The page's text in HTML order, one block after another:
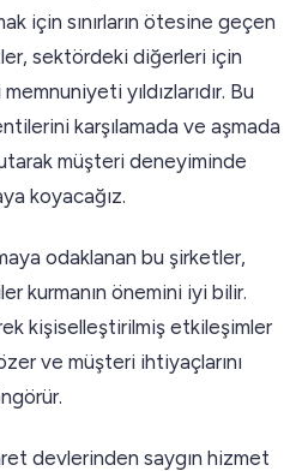
için sınırların ötesine geçen
sektördeki diğerleri için
yıldızlarıdır. Bu
karşılamada ve aşmada
müşteri deneyiminde
koyacağız.
odaklanan bu şirketler,
kurmanın önemini iyi bilir.
kişiselleştirilmiş etkileşimler
ve müşteri ihtiyaçlarını
devlerinden saygın hizmet